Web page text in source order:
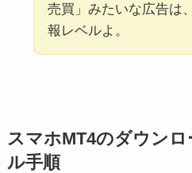
売買」みたいな広告は
報レベルよ。
スマホMT4のダウン
ル手順